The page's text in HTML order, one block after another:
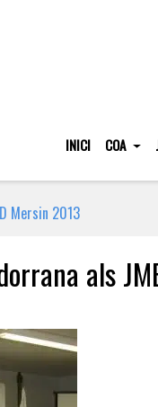
INICI COA
Mersin 2013
als